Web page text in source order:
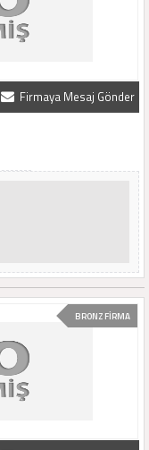
Firmaya Mesaj Gönder
BRONZ FİRMA